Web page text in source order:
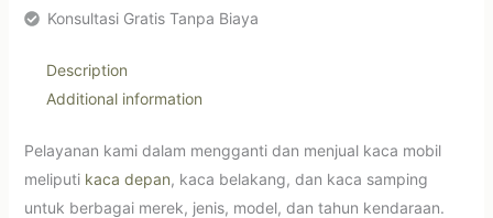
Konsultasi Gratis Tanpa Biaya
Description
Additional information
Pelayanan kami dalam mengganti dan menjual kaca mobil
meliputi kaca depan, kaca belakang, dan kaca samping
untuk berbagai merek, jenis, model, dan tahun kendaraan.